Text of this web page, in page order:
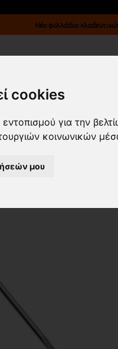
cookies
για την
κοινωνικών
μου
Νέο φυλλάδιο
ΣΙΔΗΡΙΚΑ/